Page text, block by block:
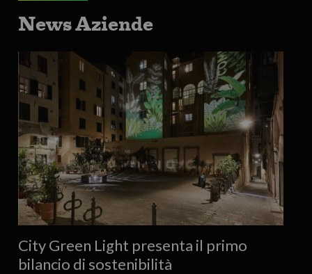
News Aziende
City Green Light presenta il primo
bilancio di sostenibilità